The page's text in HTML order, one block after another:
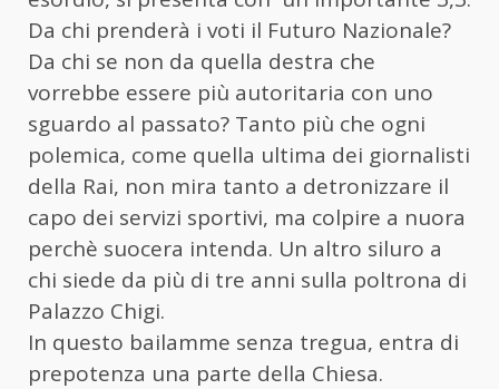
Da chi prenderà i voti il Futuro Nazionale?
Da chi se non da quella destra che
vorrebbe essere più autoritaria con uno
sguardo al passato? Tanto più che ogni
polemica, come quella ultima dei giornalisti
della Rai, non mira tanto a detronizzare il
capo dei servizi sportivi, ma colpire a nuora
perchè suocera intenda. Un altro siluro a
chi siede da più di tre anni sulla poltrona di
Palazzo Chigi.
In questo bailamme senza tregua, entra di
prepotenza una parte della Chiesa.